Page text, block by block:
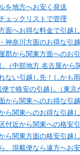
を地方へお安く発送
ェックリストで管理
面へお得な料金で引越
神奈川方面のお得な引
郡から関東方面へのお
（中部地方 名古屋から
ない引越し先！しかも雨
便で格安の引越し（東
から関東へのお得な引越
ら関東へのお得な引越し
付近から関東への格安引
ら関東方面の格安引越し
、混載便なら遠方へお